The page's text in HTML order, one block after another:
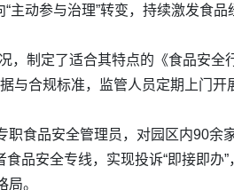
主动参与治理”转变，持续激发食品
，制定了适合其特点的《食品安全
与合规标准，监管人员定期上门开
职食品安全管理员，对园区内90余
品安全专线，实现投诉“即接即办”
。